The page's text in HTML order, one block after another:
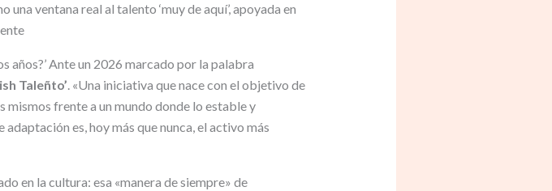
ventana real al talento ‘muy de aquí’, apoyada en
años?’ Ante un 2026 marcado por la palabra
Taleñto’. «Una iniciativa que nace con el objetivo de
frente a un mundo donde lo estable y
es, hoy más que nunca, el activo más
en la cultura: esa «manera de siempre» de